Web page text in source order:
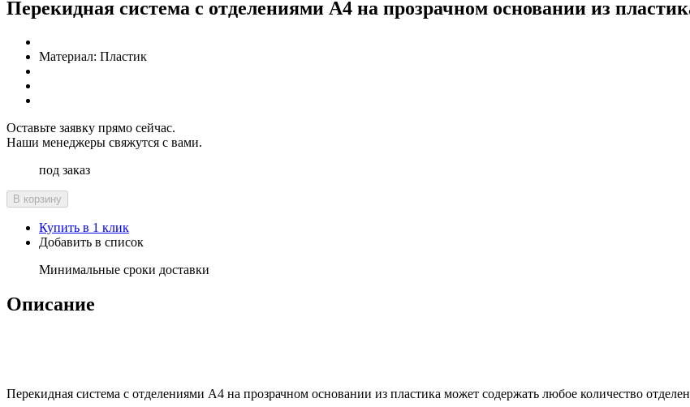
Перекидная система с отделениями А4 на прозрачном основании из
Материал: Пластик
Оставьте заявку прямо сейчас.
Наши менеджеры свяжутся с вами.
под заказ
В корзину
Купить в 1 клик
Добавить в список
Минимальные сроки доставки
Описание
Перекидная система с отделениями А4 на прозрачном основании из пластика может содержать любое количество